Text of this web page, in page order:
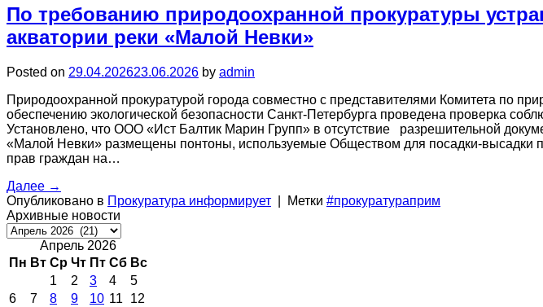
По требованию природоохранной прокуратуры
акватории реки «Малой Невки»
Posted on 29.04.202623.06.2026 by admin
Природоохранной прокуратурой города совместно с представителями Комитета по
обеспечению экологической безопасности Санкт-Петербурга проведена проверка
Установлено, что ООО «Ист Балтик Марин Групп» в отсутствие разрешительной
«Малой Невки» размещены понтоны, используемые Обществом для посадки-высадки
прав граждан на…
Далее →
Опубликовано в Прокуратура информирует Метки #прокуратураприм
Архивные новости
Архивные
новостиАпрель 2026
Пн Вт Ср Чт Пт Сб Вс
1
2 3 4
5
6
7 8 9 10 11
12